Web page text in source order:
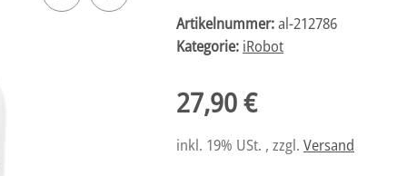
Artikelnummer:al-212786
Kategorie: iRobot
27,90 €
inkl. 19% USt. , zzgl. Versand